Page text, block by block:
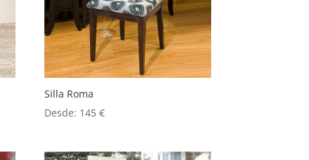
Silla Roma
Desde: 145€